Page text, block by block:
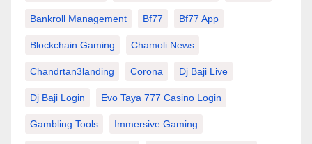
Bankroll Management Bf77 Bf77 App
Blockchain Gaming Chamoli News
Chandrtan3landing Corona Dj Baji Live
Dj Baji Login Evo Taya 777 Casino Login
Gambling Tools Immersive Gaming